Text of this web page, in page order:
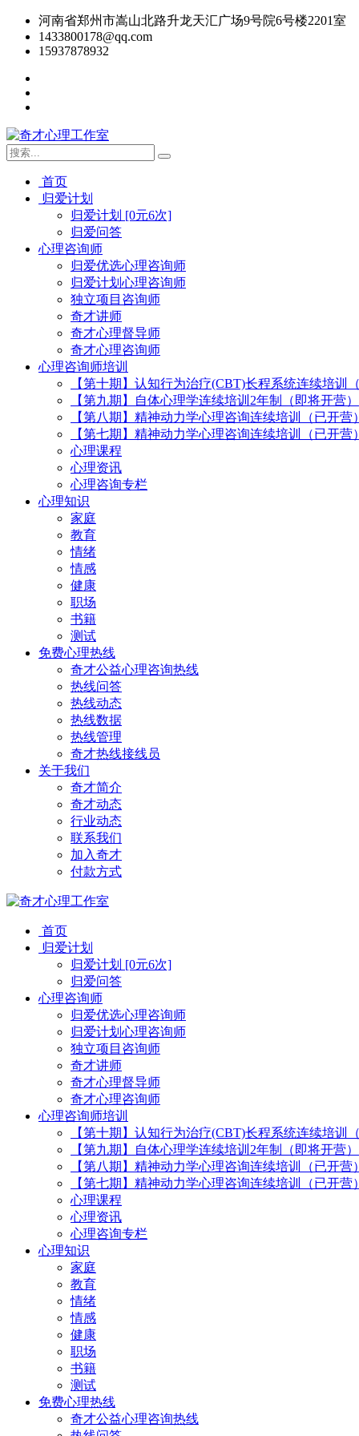
河南省郑州市嵩山北路升龙天汇广场9号院6号楼2201室
1433800178@qq.com
15937878932
首页
归爱计划
归爱计划 [0元6次]
归爱问答
心理咨询师
归爱优选心理咨询师
归爱计划心理咨询师
独立项目咨询师
奇才讲师
奇才心理督导师
奇才心理咨询师
心理咨询师培训
【第十期】认知行为治疗(CBT)长程系统连续培训
【第九期】自体心理学连续培训2年制（即将开营）
【第八期】精神动力学心理咨询连续培训（已开营）
【第七期】精神动力学心理咨询连续培训（已开营）
心理课程
心理资讯
心理咨询专栏
心理知识
家庭
教育
情绪
情感
健康
职场
书籍
测试
免费心理热线
奇才公益心理咨询热线
热线问答
热线动态
热线数据
热线管理
奇才热线接线员
关于我们
奇才简介
奇才动态
行业动态
联系我们
加入奇才
付款方式
首页
归爱计划
归爱计划 [0元6次]
归爱问答
心理咨询师
归爱优选心理咨询师
归爱计划心理咨询师
独立项目咨询师
奇才讲师
奇才心理督导师
奇才心理咨询师
心理咨询师培训
【第十期】认知行为治疗(CBT)长程系统连续培训
【第九期】自体心理学连续培训2年制（即将开营）
【第八期】精神动力学心理咨询连续培训（已开营）
【第七期】精神动力学心理咨询连续培训（已开营）
心理课程
心理资讯
心理咨询专栏
心理知识
家庭
教育
情绪
情感
健康
职场
书籍
测试
免费心理热线
奇才公益心理咨询热线